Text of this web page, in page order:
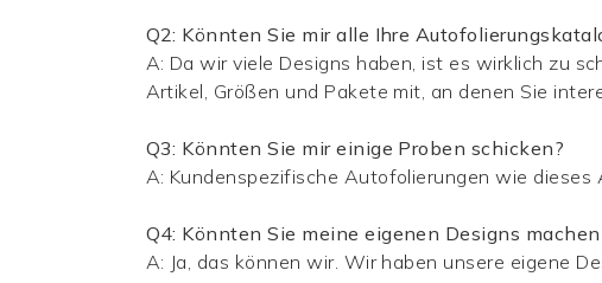
Q2: Könnten Sie mir alle Ihre
A: Da wir viele Designs haben, ist es wirklich zu
Artikel, Größen und Pakete mit, an denen Sie
Q3: Könnten Sie mir einige Proben schicken?
A: Kundenspezifische Autofolierungenwie dieses
Q4: Könnten Sie meine eigenen Designs
A: Ja, das können wir. Wir haben unsere eigene